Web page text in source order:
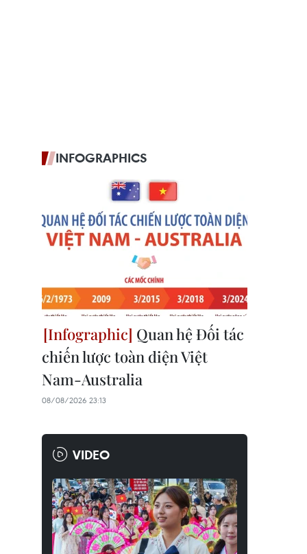
INFOGRAPHICS
Quan hệ Đối tác
chiến lược toàn diện Việt
Nam-Australia
08/08/2026 23:13
VIDEO